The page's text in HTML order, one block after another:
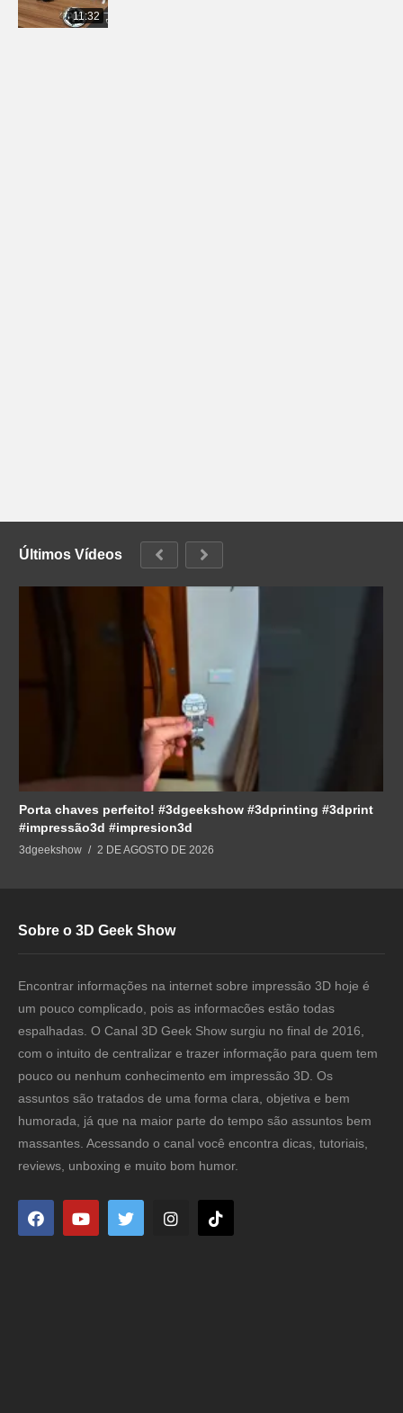
11:32
Últimos Vídeos
Porta chaves perfeito! #3dgeekshow #3dprinting #3dprint
#impressão3d #impresion3d
3dgeekshow 2 DE AGOSTO DE 2026
Sobre o 3D Geek Show
Encontrar informações na internet sobre impressão 3D hoje é
um pouco complicado, pois as informacões estão todas
espalhadas. O Canal 3D Geek Show surgiu no final de 2016,
com o intuito de centralizar e trazer informação para quem tem
pouco ou nenhum conhecimento em impressão 3D. Os
assuntos são tratados de uma forma clara, objetiva e bem
humorada, já que na maior parte do tempo são assuntos bem
massantes. Acessando o canal você encontra dicas, tutoriais,
reviews, unboxing e muito bom humor.